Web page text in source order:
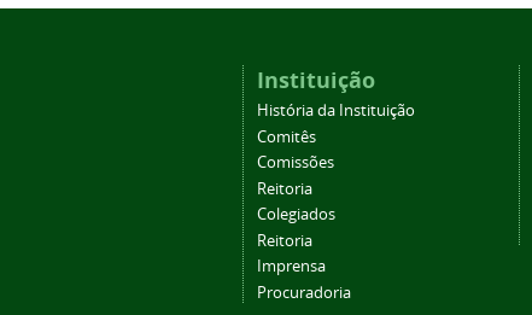
Instituição
História da Instituição
Comitês
Comissões
Reitoria
Colegiados
Reitoria
Imprensa
Procuradoria